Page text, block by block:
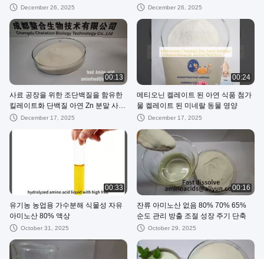
December 26, 2025 December 26, 2025
00:13
사료 공장을 위한 조단백질을 함유한
킬레이트화 단백질 아연 Zn 분말 사료
첨가제를 소개합니다.
December 17, 2025
00:24
메티오닌 켈레이트 된 아연 식품 첨가
물 켈레이트 된 미네랄 동물 영양
December 17, 2025
00:33
유기농 농업용 가수분해 식물성 자유
아미노산 80% 액상
October 31, 2025
00:16
잔류 아미노산 없음 80% 70% 65%
순도 관리 방출 조절 성장 주기 단축
October 29, 2025